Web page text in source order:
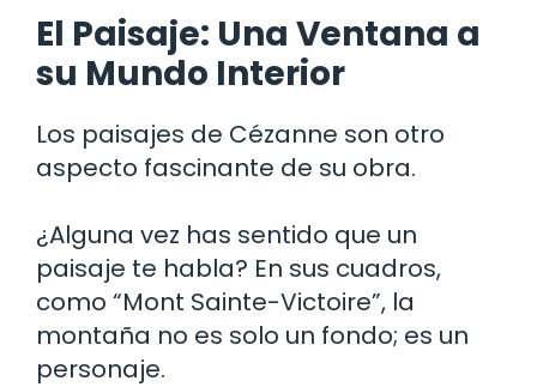
El Paisaje: Una Ventana a
su Mundo Interior
Los paisajes de Cézanne son otro
aspecto fascinante de su obra.
¿Alguna vez has sentido que un
paisaje te habla? En sus cuadros,
como “Mont Sainte-Victoire”, la
montaña no es solo un fondo; es un
personaje.